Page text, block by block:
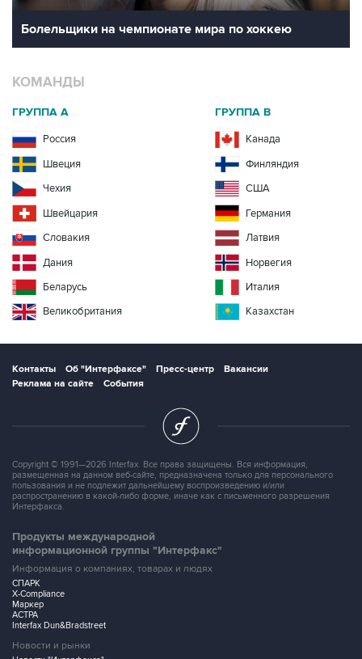
Болельщики на чемпионате мира по хоккею
КОМАНДЫ
ГРУППА A
Россия
Швеция
Чехия
Швейцария
Словакия
Дания
Беларусь
Великобритания
ГРУППА B
Канада
Финляндия
США
Германия
Латвия
Норвегия
Италия
Казахстан
Контакты Об "Интерфаксе" Пресс-центр
Вакансии
Реклама на сайте
События
Copyright © 1991—2026 Interfax. Все права защищены. Вся информация,
размещенная на данном веб-сайте, предназначена только для персонального
пользования и не подлежит дальнейшему воспроизведению и/или
распространению в какой-либо форме, иначе как с письменного разрешения
Интерфакса.
Продукты международной
информационной группы "Интерфакс"
Информация о компаниях, товарах и людях
СПАРК
X-Compliance
Маркер
АСТРА
Interfax Dun&Bradstreet
Новости и рынки